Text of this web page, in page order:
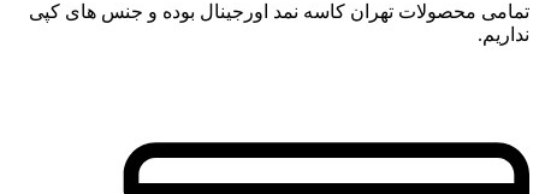
تمامی محصولات تهران کاسه نمد اورجینال بوده و جنس های کپی
نداریم.